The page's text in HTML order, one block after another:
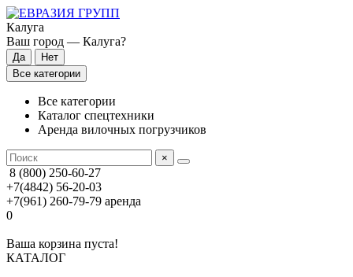
Калуга
Ваш город — Калуга?
Все категории
Все категории
Каталог спецтехники
Аренда вилочных погрузчиков
×
8 (800) 250-60-27
+7(4842) 56-20-03
+7(961) 260-79-79 аренда
0
Ваша корзина пуста!
КАТАЛОГ